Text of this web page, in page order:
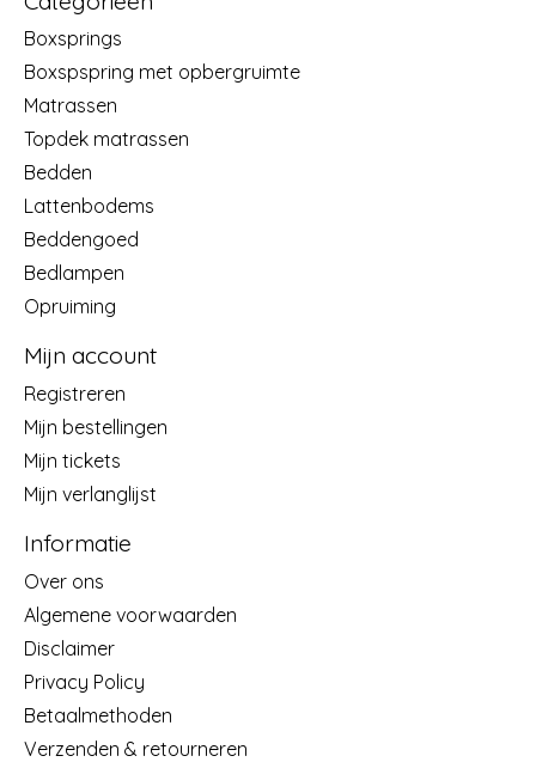
Boxsprings
Boxspspring met opbergruimte
Matrassen
Topdek matrassen
Bedden
Lattenbodems
Beddengoed
Bedlampen
Opruiming
Mijn account
Registreren
Mijn bestellingen
Mijn tickets
Mijn verlanglijst
Informatie
Over ons
Algemene voorwaarden
Disclaimer
Privacy Policy
Betaalmethoden
Verzenden & retourneren